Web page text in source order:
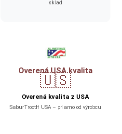
sklad
Overená USA kvalita
🇺🇸
Overená kvalita z USA
SaburTrootH USA – priamo od výrobcu